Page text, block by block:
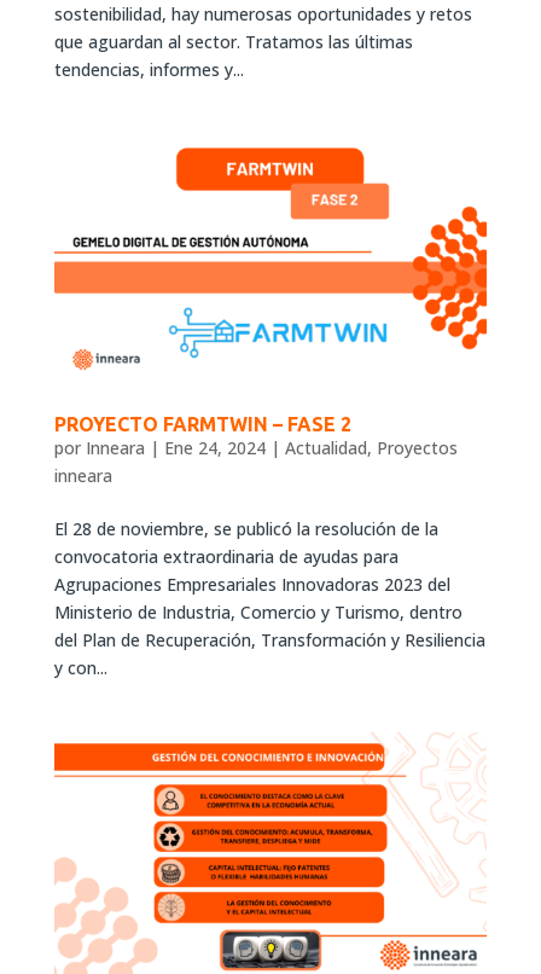
sostenibilidad, hay numerosas oportunidades y retos
que aguardan al sector. Tratamos las últimas
tendencias, informes y...
PROYECTO FARMTWIN – FASE 2
por Inneara | Ene 24, 2024| Actualidad, Proyectos
inneara
El 28 de noviembre, se publicó la resolución de la
convocatoria extraordinaria de ayudas para
Agrupaciones Empresariales Innovadoras 2023 del
Ministerio de Industria, Comercio y Turismo, dentro
del Plan de Recuperación, Transformación y Resiliencia
y con...